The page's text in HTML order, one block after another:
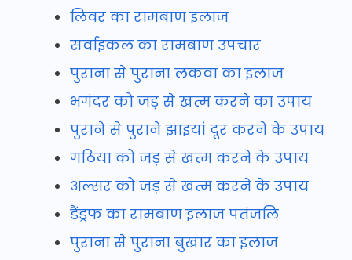
लिवर का रामबाण इलाज
सर्वाइकल का रामबाण उपचार
पुराना से पुराना लकवा का इलाज
भगंदर को जड़ से खत्म करने का उपाय
पुराने से पुराने झाइयां दूर करने के उपाय
गठिया को जड़ से खत्म करने के उपाय
अल्सर को जड़ से खत्म करने के उपाय
डैंड्रफ का रामबाण इलाज पतंजलि
पुराना से पुराना बुखार का इलाज